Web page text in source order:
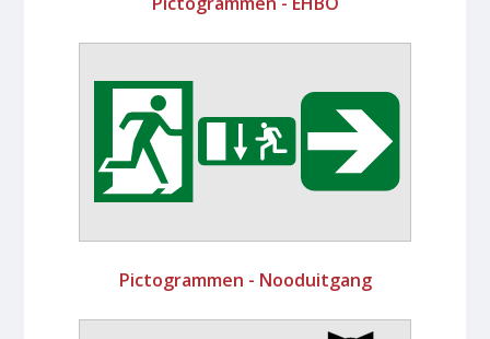
Pictogrammen - Nooduitgang